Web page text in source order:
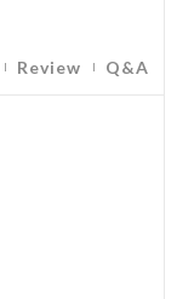
Review Q&A